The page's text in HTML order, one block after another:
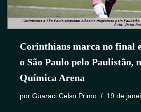
Corinthians marca no final
o São Paulo pelo Paulistão,
Química Arena
por Guaraci Celso Primo 19 de